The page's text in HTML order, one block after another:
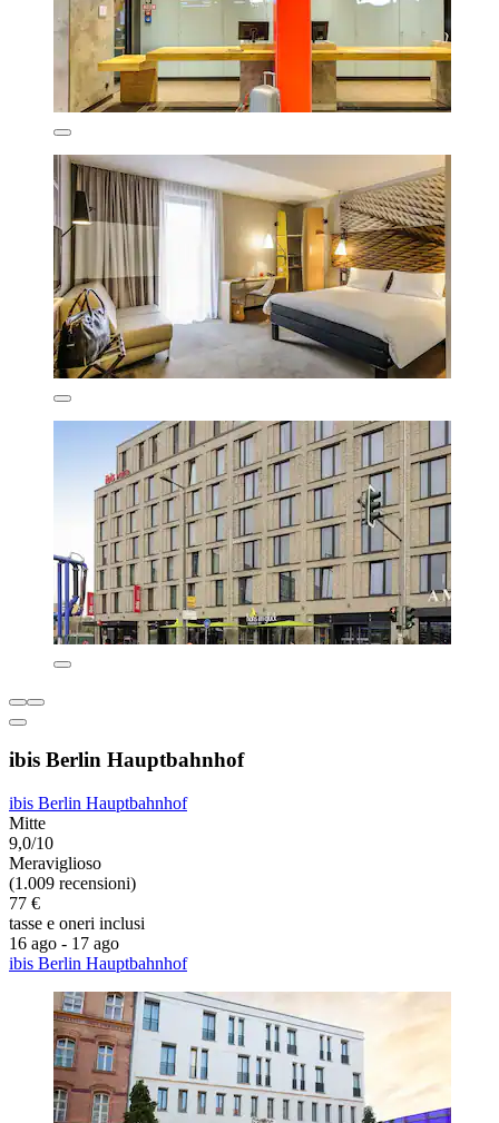
ibis Berlin Hauptbahnhof
ibis Berlin Hauptbahnhof
Mitte
9,0/10
Meraviglioso
(1.009 recensioni)
77 €
tasse e oneri inclusi
16 ago - 17 ago
ibis Berlin Hauptbahnhof